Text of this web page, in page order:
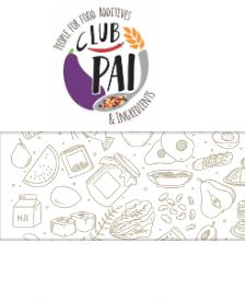
Skip to content